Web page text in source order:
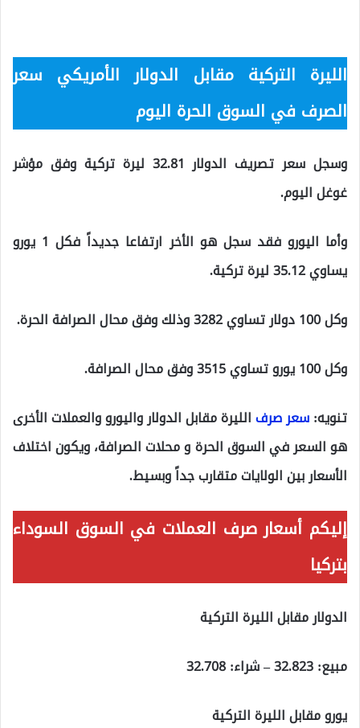
الليرة التركية مقابل الدولار الأمريكي سعر
الصرف في السوق الحرة اليوم
وسجل سعر تصريف الدولار 32.81 ليرة تركية وفق مؤشر
غوغل اليوم.
وأما اليورو فقد سجل هو الأخر ارتفاعا جديداً فكل 1 يورو
يساوي 35.12 ليرة تركية.
وكل 100 دولار تساوي 3282 وذلك وفق محال الصرافة الحرة.
وكل 100 يورو تساوي 3515 وفق محال الصرافة.
تنويه:سعر صرفالليرة مقابل الدولار واليورو والعملات الأخرى
هو السعر في السوق الحرة و محلات الصرافة، ويكون اختلاف
الأسعار بين الولايات متقارب جداً وبسيط.
إليكم أسعار صرف العملات في السوق السوداء
بتركيا
الدولار مقابل الليرة التركية
مبيع: 32.823 – شراء: 32.708
يورو مقابل الليرة التركية